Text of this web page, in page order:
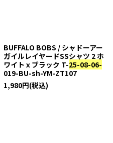
BUFFALO BOBS / シャドーアー
ガイルレイヤードSSシャツ 2 ホ
ワイトｘブラック T-25-08-06-
019-BU-sh-YM-ZT107
1,980円(税込)